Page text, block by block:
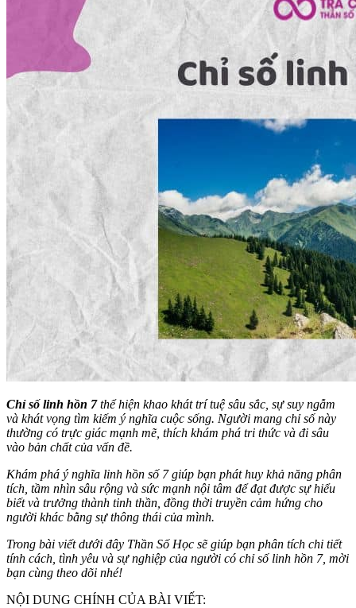
Chỉ số linh hồn 7thể hiện khao khát trí tuệ sâu sắc, sự suy ngẫm
và khát vọng tìm kiếm ý nghĩa cuộc sống. Người mang chỉ số này
thường có trực giác mạnh mẽ, thích khám phá tri thức và đi sâu
vào bản chất của vấn đề.
Khám phá ý nghĩa linh hồn số 7 giúp bạn phát huy khả năng phân
tích, tầm nhìn sâu rộng và sức mạnh nội tâm để đạt được sự hiểu
biết và trưởng thành tinh thần, đồng thời truyền cảm hứng cho
người khác bằng sự thông thái của mình.
Trong bài viết dưới đây Thần Số Học sẽ giúp bạn phân tích chi tiết
tính cách, tình yêu và sự nghiệp của người có chỉ số linh hồn 7, mời
bạn cùng theo dõi nhé!
NỘI DUNG CHÍNH CỦA BÀI VIẾT: